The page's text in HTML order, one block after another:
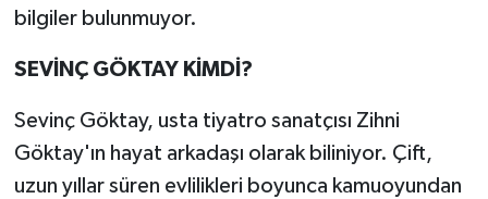
bilgiler bulunmuyor.
SEVİNÇ GÖKTAY KİMDİ?
Sevinç Göktay, usta tiyatro sanatçısı Zihni
Göktay'ın hayat arkadaşı olarak biliniyor. Çift,
uzun yıllar süren evlilikleri boyunca kamuoyundan